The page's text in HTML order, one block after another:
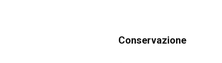
Conservazione